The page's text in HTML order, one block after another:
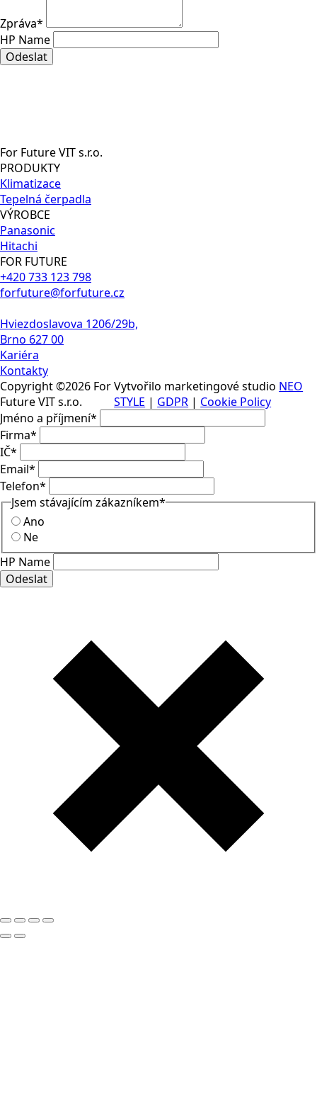
Zpráva*
HP Name
Odeslat
For Future VIT s.r.o.
PRODUKTY
Klimatizace
Tepelná čerpadla
VÝROBCE
Panasonic
Hitachi
FOR FUTURE
+420 733 123 798
forfuture@forfuture.cz
Hviezdoslavova 1206/29b,
Brno 627 00
Kariéra
Kontakty
Copyright ©2026 For
Future VIT s.r.o.
Vytvořilo marketingové studio NEO
STYLE | GDPR | Cookie Policy
Jméno a příjmení*
Firma*
IČ*
Email*
Telefon*
Jsem stávajícím zákazníkem*
Ano
Ne
HP Name
Odeslat